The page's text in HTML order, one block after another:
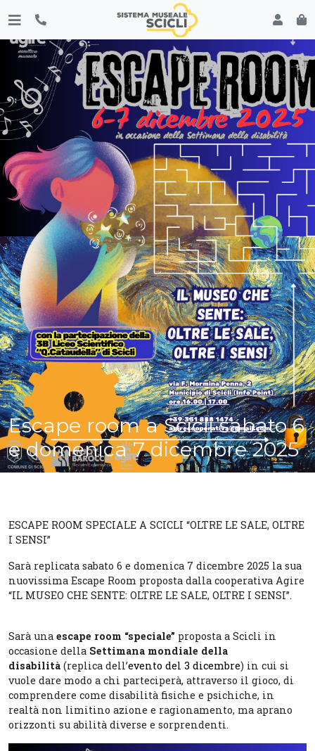
Escape room a Scicli sabato 6
e domenica 7 dicembre 2025
ESCAPE ROOM SPECIALE A SCICLI “OLTRE LE SALE, OLTRE
I SENSI”
Sarà replicata sabato 6 e domenica 7 dicembre 2025 la sua
nuovissima Escape Room proposta dalla cooperativa Agire
“IL MUSEO CHE SENTE: OLTRE LE SALE, OLTRE I SENSI”.
Sarà una escape room “speciale” proposta a Scicli in
occasione della Settimana mondiale della
disabilità (replica dell’evento del 3 dicembre) in cui si
vuole dare modo a chi parteciperà, attraverso il gioco, di
comprendere come disabilità fisiche e psichiche, in
realtà non limitino azione e ragionamento, ma aprano
orizzonti su abilità diverse e sorprendenti.